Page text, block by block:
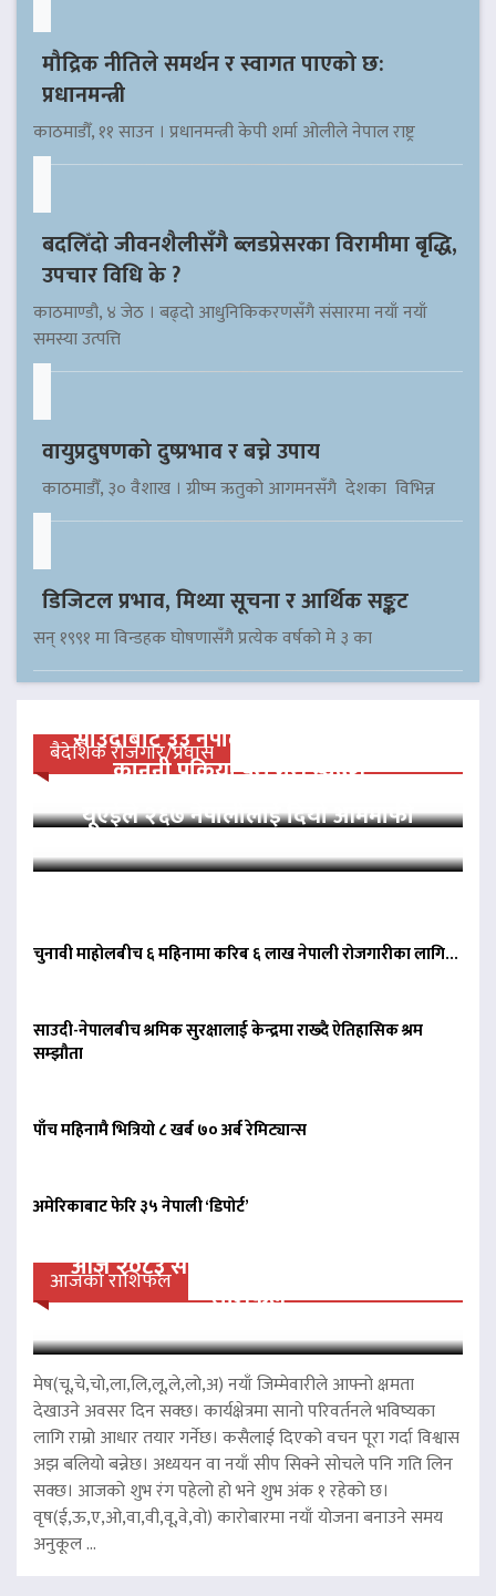
मौद्रिक नीतिले समर्थन र स्वागत पाएको छ:
प्रधानमन्त्री
काठमाडौँ, ११ साउन । प्रधानमन्त्री केपी शर्मा ओलीले नेपाल राष्ट्र
बदलिँदो जीवनशैलीसँगै ब्लडप्रेसरका विरामीमा बृद्धि,
उपचार विधि के ?
काठमाण्डौ, ४ जेठ । बढ्दो आधुनिकिकरणसँगै संसारमा नयाँ नयाँ
समस्या उत्पत्ति
वायुप्रदुषणको दुष्प्रभाव र बच्ने उपाय
काठमाडौँ, ३० वैशाख । ग्रीष्म ऋतुको आगमनसँगै देशका विभिन्न
डिजिटल प्रभाव, मिथ्या सूचना र आर्थिक सङ्कट
सन् १९९१ मा विन्डहक घोषणासँगै प्रत्येक वर्षको मे ३ का
बैदेशिक रोजगार/प्रवास
साउदीबाट ३३ नेपाली कैदीलाई आममाफी,
कानुनी प्रक्रिया पूरा गरी स्वदेश…
यूएईले २६७ नेपालीलाई दियो आममाफी
चुनावी माहोलबीच ६ महिनामा करिब ६ लाख नेपाली रोजगारीका लागि…
साउदी-नेपालबीच श्रमिक सुरक्षालाई केन्द्रमा राख्दै ऐतिहासिक श्रम
सम्झौता
पाँच महिनामै भित्रियो ८ खर्ब ७० अर्ब रेमिट्यान्स
अमेरिकाबाट फेरि ३५ नेपाली ‘डिपोर्ट’
आजको राशिफल
आज २०८३ साल साउन २३ गते शनिवारको
राशिफल
मेष(चू,चे,चो,ला,लि,लू,ले,लो,अ) नयाँ जिम्मेवारीले आफ्नो क्षमता
देखाउने अवसर दिन सक्छ। कार्यक्षेत्रमा सानो परिवर्तनले भविष्यका
लागि राम्रो आधार तयार गर्नेछ। कसैलाई दिएको वचन पूरा गर्दा विश्वास
अझ बलियो बन्नेछ। अध्ययन वा नयाँ सीप सिक्ने सोचले पनि गति लिन
सक्छ। आजको शुभ रंग पहेलो हो भने शुभ अंक १ रहेको छ।
वृष(ई,ऊ,ए,ओ,वा,वी,वू,वे,वो) कारोबारमा नयाँ योजना बनाउने समय
अनुकूल ...